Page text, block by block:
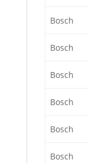
Bosch
Bosch
Bosch
Bosch
Bosch
Bosch